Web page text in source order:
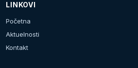
LINKOVI
Početna
Aktuelnosti
Kontakt